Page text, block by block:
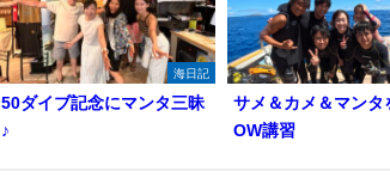
海日記
50ダイブ記念にマンタ三昧
♪
サメ＆カメ＆マンタ
OW講習